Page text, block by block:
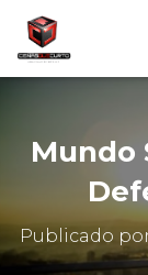
Mundo
Publicado